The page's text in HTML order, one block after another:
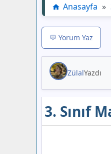
Anasayfa »
💬 Yorum Yaz
ZülalYazdı
3. Sınıf